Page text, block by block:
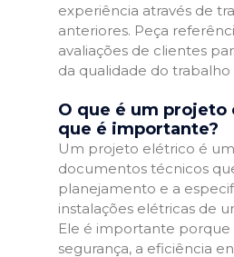
experiência através de
anteriores. Peça
avaliações de clientes
da qualidade do trabalho
O que é um projeto
que é importante?
Um projeto elétrico é
documentos técnicos
planejamento e a
instalações elétricas de
Ele é importante porque
segurança, a eficiência